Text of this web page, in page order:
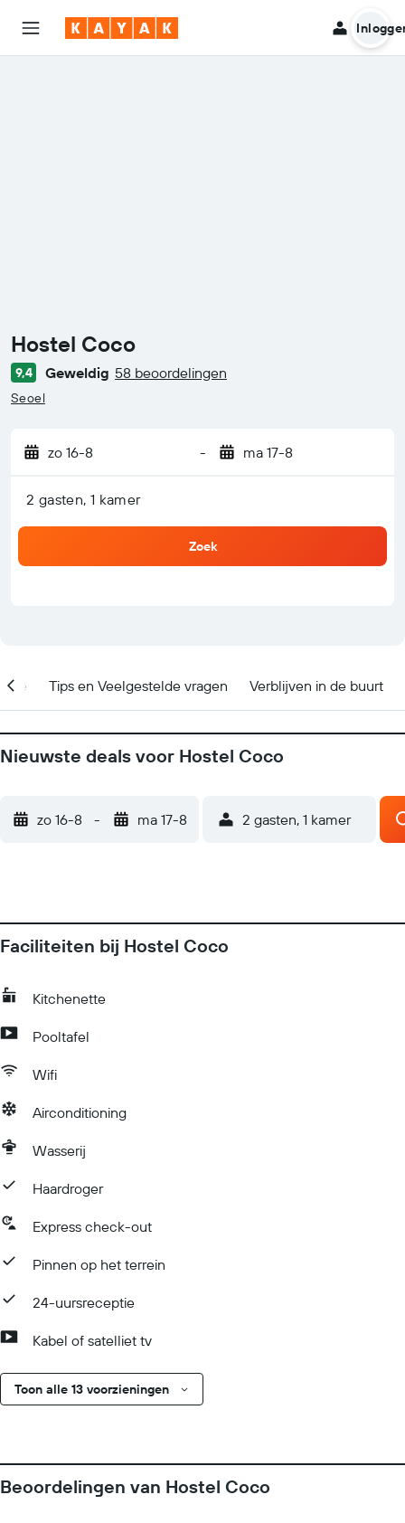
Hostel Coco
0 beoordeling type
9,4 Geweldig 58 beoordelingen
Seoel
zo 16-8 - ma 17-8
2 gasten, 1 kamer
Zoek
Tips en Veelgestelde vragen Verblijven in de buurt
Nieuwste deals voor Hostel Coco
zo 16-8 - ma 17-8 2 gasten, 1 kamer
Faciliteiten bij Hostel Coco
Kitchenette
Pooltafel
Wifi
Airconditioning
Wasserij
Haardroger
Express check-out
Pinnen op het terrein
24-uursreceptie
Kabel of satelliet tv
Toon alle 13 voorzieningen
Beoordelingen van Hostel Coco